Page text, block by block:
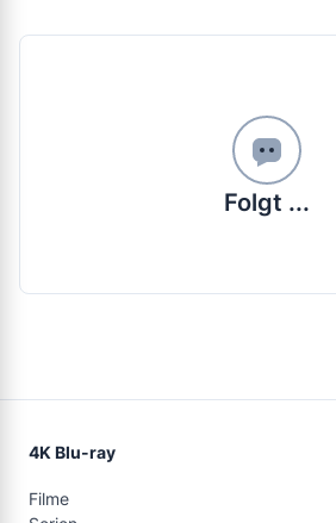
Folgt ...
4K Blu-ray
Filme